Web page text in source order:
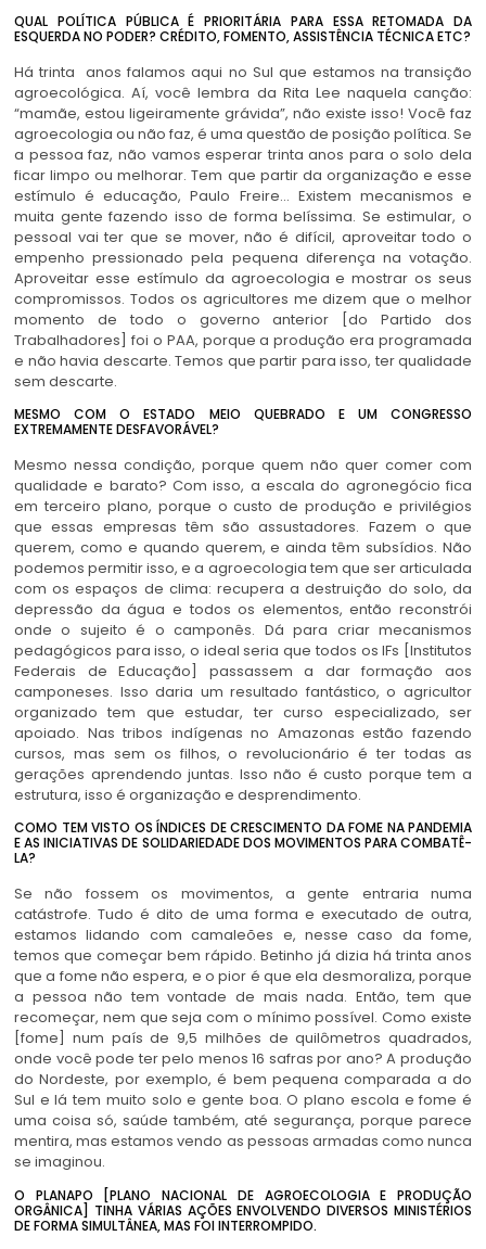
QUAL POLÍTICA PÚBLICA É PRIORITÁRIA PARA ESSA RETOMADA DA
ESQUERDA NO PODER? CRÉDITO, FOMENTO, ASSISTÊNCIA TÉCNICA ETC?
Há trinta anos falamos aqui no Sul que estamos na transição
agroecológica. Aí, você lembra da Rita Lee naquela canção:
“mamãe, estou ligeiramente grávida”, não existe isso! Você faz
agroecologia ou não faz, é uma questão de posição política. Se
a pessoa faz, não vamos esperar trinta anos para o solo dela
ficar limpo ou melhorar. Tem que partir da organização e esse
estímulo é educação, Paulo Freire… Existem mecanismos e
muita gente fazendo isso de forma belíssima. Se estimular, o
pessoal vai ter que se mover, não é difícil, aproveitar todo o
empenho pressionado pela pequena diferença na votação.
Aproveitar esse estímulo da agroecologia e mostrar os seus
compromissos. Todos os agricultores me dizem que o melhor
momento de todo o governo anterior [do Partido dos
Trabalhadores] foi o PAA, porque a produção era programada
e não havia descarte. Temos que partir para isso, ter qualidade
sem descarte.
MESMO COM O ESTADO MEIO QUEBRADO E UM CONGRESSO
EXTREMAMENTE DESFAVORÁVEL?
Mesmo nessa condição, porque quem não quer comer com
qualidade e barato? Com isso, a escala do agronegócio fica
em terceiro plano, porque o custo de produção e privilégios
que essas empresas têm são assustadores. Fazem o que
querem, como e quando querem, e ainda têm subsídios. Não
podemos permitir isso, e a agroecologia tem que ser articulada
com os espaços de clima: recupera a destruição do solo, da
depressão da água e todos os elementos, então reconstrói
onde o sujeito é o camponês. Dá para criar mecanismos
pedagógicos para isso, o ideal seria que todos os IFs [Institutos
Federais de Educação] passassem a dar formação aos
camponeses. Isso daria um resultado fantástico, o agricultor
organizado tem que estudar, ter curso especializado, ser
apoiado. Nas tribos indígenas no Amazonas estão fazendo
cursos, mas sem os filhos, o revolucionário é ter todas as
gerações aprendendo juntas. Isso não é custo porque tem a
estrutura, isso é organização e desprendimento.
COMO TEM VISTO OS ÍNDICES DE CRESCIMENTO DA FOME NA PANDEMIA
E AS INICIATIVAS DE SOLIDARIEDADE DOS MOVIMENTOS PARA COMBATÊ-
LA?
Se não fossem os movimentos, a gente entraria numa
catástrofe. Tudo é dito de uma forma e executado de outra,
estamos lidando com camaleões e, nesse caso da fome,
temos que começar bem rápido. Betinho já dizia há trinta anos
que a fome não espera, e o pior é que ela desmoraliza, porque
a pessoa não tem vontade de mais nada. Então, tem que
recomeçar, nem que seja com o mínimo possível. Como existe
[fome] num país de 9,5 milhões de quilômetros quadrados,
onde você pode ter pelo menos 16 safras por ano? A produção
do Nordeste, por exemplo, é bem pequena comparada a do
Sul e lá tem muito solo e gente boa. O plano escola e fome é
uma coisa só, saúde também, até segurança, porque parece
mentira, mas estamos vendo as pessoas armadas como nunca
se imaginou.
O PLANAPO [PLANO NACIONAL DE AGROECOLOGIA E PRODUÇÃO
ORGÂNICA] TINHA VÁRIAS AÇÕES ENVOLVENDO DIVERSOS MINISTÉRIOS
DE FORMA SIMULTÂNEA, MAS FOI INTERROMPIDO.